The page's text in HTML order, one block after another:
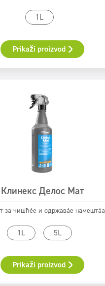
1L
Prikaži proizvod
Клинекс Делос Мат
за чишћење и одржавање намештаја
1L 5L
Prikaži proizvod